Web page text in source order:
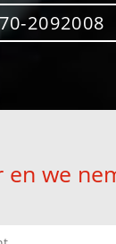
2092008
we